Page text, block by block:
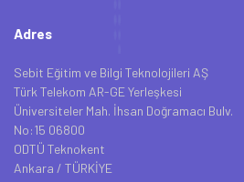
Adres
Sebit Eğitim ve Bilgi Teknolojileri AŞ
Türk Telekom AR-GE Yerleşkesi
Üniversiteler Mah. İhsan Doğramacı Bulv.
No:15 06800
ODTÜ Teknokent
Ankara / TÜRKİYE